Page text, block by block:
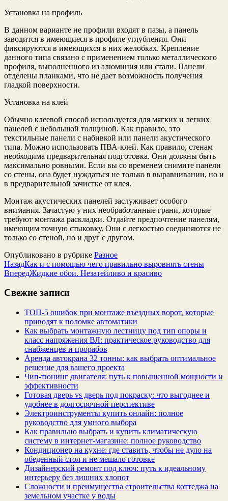
Установка на профиль
В данном варианте не профили входят в пазы, а панель
заводится в имеющиеся в профиле углубления. Они
фиксируются в имеющихся в них желобках. Крепление
данного типа связано с применением только металлического
профиля, выполненного из алюминия или стали. Панели
отделены планками, что не дает возможность получения
гладкой поверхности.
Установка на клей
Обычно клеевой способ используется для мягких и легких
панелей с небольшой толщиной. Как правило, это
текстильные панели с набивкой или панели акустического
типа. Можно использовать ПВА-клей. Как правило, стенам
необходима предварительная подготовка. Они должны быть
максимально ровными. Если вы со временем снимите панели
со стены, она будет нуждаться не только в выравнивании, но и
в предварительной зачистке от клея.
Монтаж акустических панелей заслуживает особого
внимания. Зачастую у них необработанные грани, которые
требуют монтажа раскладки. Отдайте предпочтение панелям,
имеющим точную стыковку. Они с легкостью соединяются не
только со стеной, но и друг с другом.
Опубликовано в рубрике Разное
НазадКак и с помощью чего правильно выровнять стены
ВпередЖидкие обои. Незатейливо и красиво
Свежие записи
ТОП-5 ошибок при монтаже въездных ворот, которые
приводят к поломке автоматики
Как выбрать монтажную лестницу под тип опоры и
класс напряжения ВЛ: практическое руководство для
снабженцев и прорабов
Аренда автокрана 32 тонны: как выбрать оптимальное
решение для вашего проекта
Чип‑тюнинг двигателя: путь к повышенной мощности и
эффективности
Готовая дверь vs дверь под покраску: что выгоднее и
удобнее в долгосрочной перспективе
Электроинструменты купить онлайн: полное
руководство для умного выбора
Как правильно выбрать и купить климатическую
систему в интернет‑магазине: полное руководство
Кондиционер на кухне: где ставить, чтобы не дуло на
обеденный стол и не мешало готовке
Дизайнерский ремонт под ключ: путь к идеальному
интерьеру без лишних хлопот
Сложности и преимущества строительства коттеджа на
земельном участке у воды